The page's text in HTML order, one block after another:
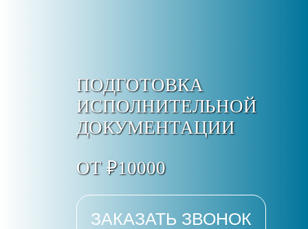
ПОДГОТОВКА
ИСПОЛНИТЕЛЬНОЙ
ДОКУМЕНТАЦИИ
ОТ ₽10000
ЗАКАЗАТЬ ЗВОНОК